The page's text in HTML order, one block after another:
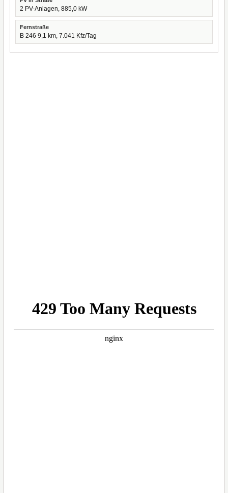
2 PV-Anlagen, 885,0 kW
Fernstraße
B 246 9,1 km, 7.041 Kfz/Tag